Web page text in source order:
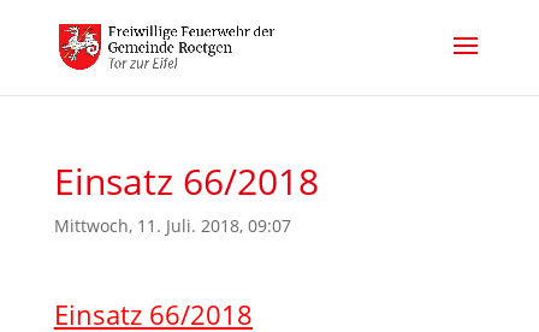
Einsatz 66/2018
Mittwoch, 11. Juli. 2018, 09:07
Einsatz 66/2018